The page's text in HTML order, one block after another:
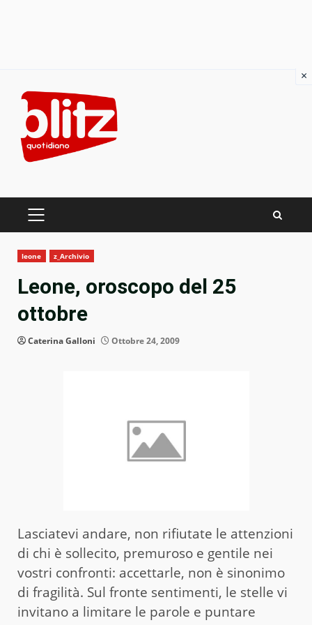
content
PRIMARY
leone z_Archivio
Leone, oroscopo del 25
ottobre
Caterina Galloni Ottobre 24, 2009
Lasciatevi andare, non rifiutate le attenzioni
di chi è sollecito, premuroso e gentile nei
vostri confronti: accettarle, non è sinonimo
di fragilità. Sul fronte sentimenti, le stelle vi
invitano a limitare le parole e puntare
×